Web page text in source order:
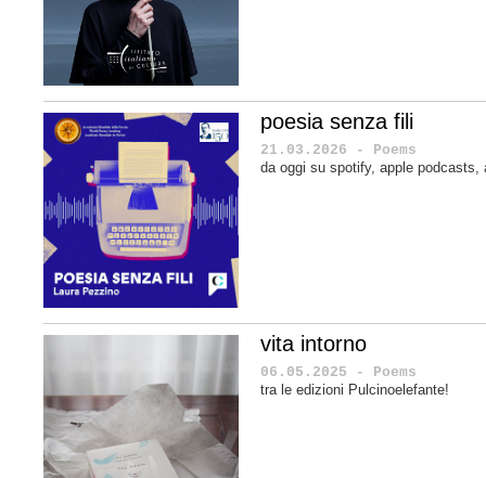
poesia senza fili
21.03.2026 - Poems
da oggi su spotify, apple
vita intorno
06.05.2025 - Poems
tra le edizioni Pulcinoelefante!